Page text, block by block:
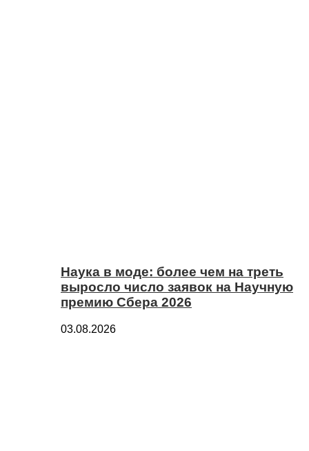
Наука в моде: более чем на треть
выросло число заявок на Научную
премию Сбера 2026
03.08.2026